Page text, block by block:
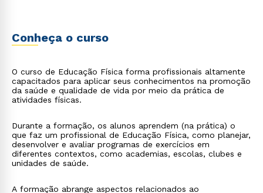
Conheça o curso
O curso de Educação Física forma profissionais altamente
capacitados para aplicar seus conhecimentos na promoção
da saúde e qualidade de vida por meio da prática de
atividades físicas.
Durante a formação, os alunos aprendem (na prática) o
que faz um profissional de Educação Física, como planejar,
desenvolver e avaliar programas de exercícios em
diferentes contextos, como academias, escolas, clubes e
unidades de saúde.
A formação abrange aspectos relacionados ao